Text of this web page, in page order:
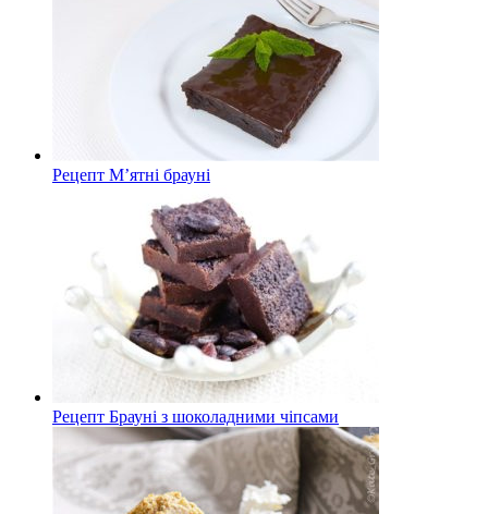
Рецепт М’ятні брауні
Рецепт Брауні з шоколадними чіпсами